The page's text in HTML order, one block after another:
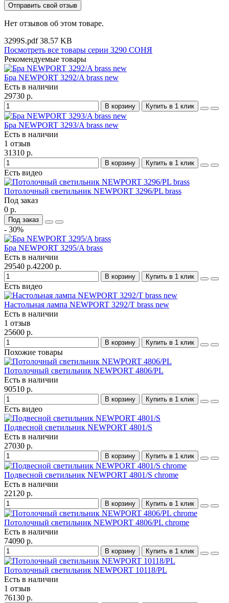
Отправить свой отзыв
Нет отзывов об этом товаре.
3299S.pdf 38.57 KB
Посмотреть все товары серии 3290 СОНЯ
Рекомендуемые товары
Бра NEWPORT 3292/A brass new
Есть в наличии
29730 р.
В корзину Купить в 1 клик
Бра NEWPORT 3293/A brass new
Есть в наличии
1 отзыв
31310 р.
В корзину Купить в 1 клик
Есть видео
Потолочный светильник NEWPORT 3296/PL brass
Под заказ
0 р.
Под заказ
- 30%
Бра NEWPORT 3295/A brass
Есть в наличии
29540 р.42200 р.
В корзину Купить в 1 клик
Есть видео
Настольная лампа NEWPORT 3292/T brass new
Есть в наличии
1 отзыв
25600 р.
В корзину Купить в 1 клик
Похожие товары
Потолочный светильник NEWPORT 4806/PL
Есть в наличии
90510 р.
В корзину Купить в 1 клик
Есть видео
Подвесной светильник NEWPORT 4801/S
Есть в наличии
27030 р.
В корзину Купить в 1 клик
Подвесной светильник NEWPORT 4801/S chrome
Есть в наличии
22120 р.
В корзину Купить в 1 клик
Потолочный светильник NEWPORT 4806/PL chrome
Есть в наличии
74090 р.
В корзину Купить в 1 клик
Потолочный светильник NEWPORT 10118/PL
Есть в наличии
1 отзыв
76130 р.